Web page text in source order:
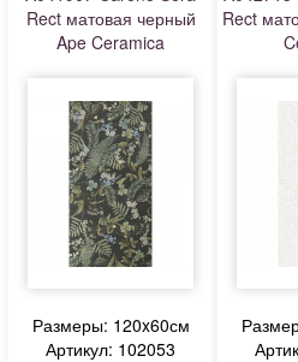
Rect матовая черный
Ape Ceramica
Размеры: 120x60см
Артикул: 102053
Rect